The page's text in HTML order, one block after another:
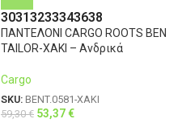
30313233343638
ΠΑΝΤΕΛΟΝΙ CARGO ROOTS BEN
TAILOR-ΧΑΚΙ – Ανδρικά
Cargo
SKU: BENT.0581-ΧΑΚΙ
59,30€ 53,37€